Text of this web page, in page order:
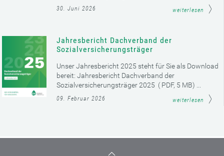
30. Juni 2026 weiterlesen
Jahresbericht Dachverband der
Sozialversicherungsträger
Unser Jahresbericht 2025 steht für Sie als Download
bereit: Jahresbericht Dachverband der
Sozialversicherungsträger 2025 ( PDF, 5 MB) ...
09. Februar 2026 weiterlesen